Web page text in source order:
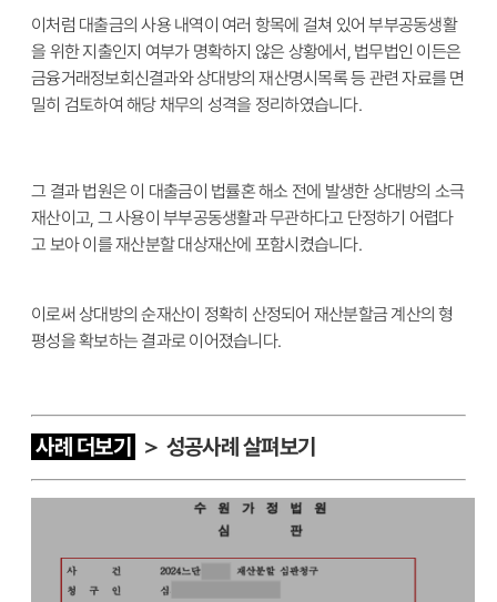
이처럼 대출금의 사용 내역이 여러 항목에 걸쳐 있어 부부공동생활
을 위한 지출인지 여부가 명확하지 않은 상황에서, 법무법인 이든은
금융거래정보회신결과와 상대방의 재산명시목록 등 관련 자료를 면
밀히 검토하여 해당 채무의 성격을 정리하였습니다.
그 결과 법원은 이 대출금이 법률혼 해소 전에 발생한 상대방의 소극
재산이고, 그 사용이 부부공동생활과 무관하다고 단정하기 어렵다
고 보아 이를 재산분할 대상재산에 포함시켰습니다.
이로써 상대방의 순재산이 정확히 산정되어 재산분할금 계산의 형
평성을 확보하는 결과로 이어졌습니다.
사례 더보기 ＞ 성공사례 살펴보기